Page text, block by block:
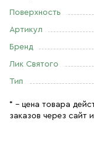
Поверхность
Артикул
Бренд
Лик Святого
Тип
* – цена товара
заказов через сайт